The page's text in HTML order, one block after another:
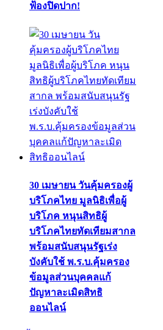
ฟ้องปิดปาก!
30 เมษายน วันคุ้มครองผู้
บริโภคไทย มูลนิธิเพื่อผู้
บริโภค หนุนสิทธิผู้
บริโภคไทยทัดเทียมสากล
พร้อมสนับสนุนรัฐเร่ง
บังคับใช้ พ.ร.บ.คุ้มครอง
ข้อมูลส่วนบุคคลแก้
ปัญหาละเมิดสิทธิ
ออนไลน์